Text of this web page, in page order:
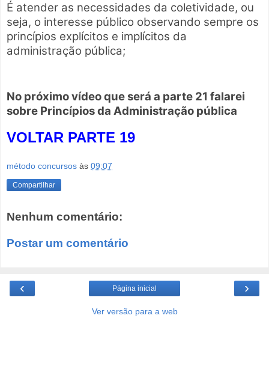
É atender as necessidades da coletividade, ou
seja, o interesse público observando sempre os
princípios explícitos e implícitos da
administração pública;
No próximo vídeo que será a parte 21 falarei
sobre Princípios da Administração pública
VOLTAR PARTE 19
método concursos às 09:07
Compartilhar
Nenhum comentário:
Postar um comentário
‹ ›
Página inicial
Ver versão para a web